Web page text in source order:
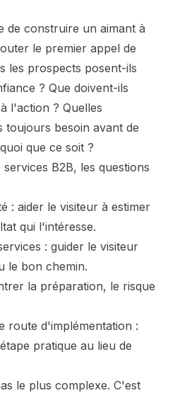
de construire un aimant à
le premier appel de
les prospects posent-ils
? Que doivent-ils
l'action ? Quelles
besoin avant de
que ce soit ?
B2B, les questions
: aider le visiteur à estimer
qui l'intéresse.
: guider le visiteur
le bon chemin.
la préparation, le risque
route d'implémentation :
pratique au lieu de
le plus complexe. C'est